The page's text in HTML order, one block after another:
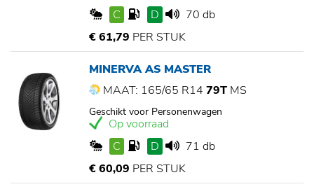
C
D
70 db
€ 61,79 PER STUK
MINERVA AS MASTER
MAAT: 165/65 R14 79T MS
Geschikt voor Personenwagen
Op voorraad
C
D
71 db
€ 60,09 PER STUK